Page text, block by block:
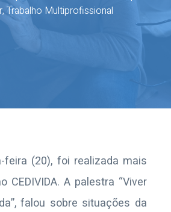
,Trabalho Multiprofissional
feira (20), foi realizada mais
CEDIVIDA. A palestra “Viver
falou sobre situações da